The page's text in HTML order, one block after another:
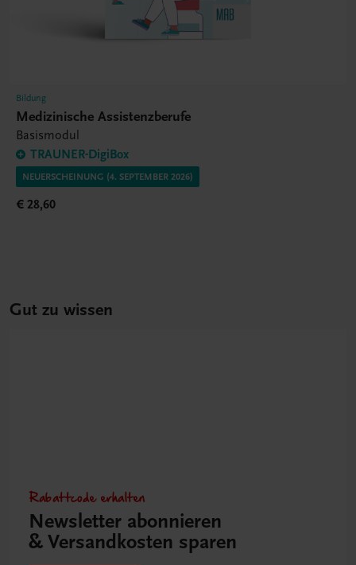
Bildung
Medizinische Assistenzberufe
Basismodul
TRAUNER-DigiBox
NEUERSCHEINUNG (4. SEPTEMBER 2026)
€ 28,60
Gut zu wissen
Rabattcode erhalten
Newsletter abonnieren
& Versandkosten sparen